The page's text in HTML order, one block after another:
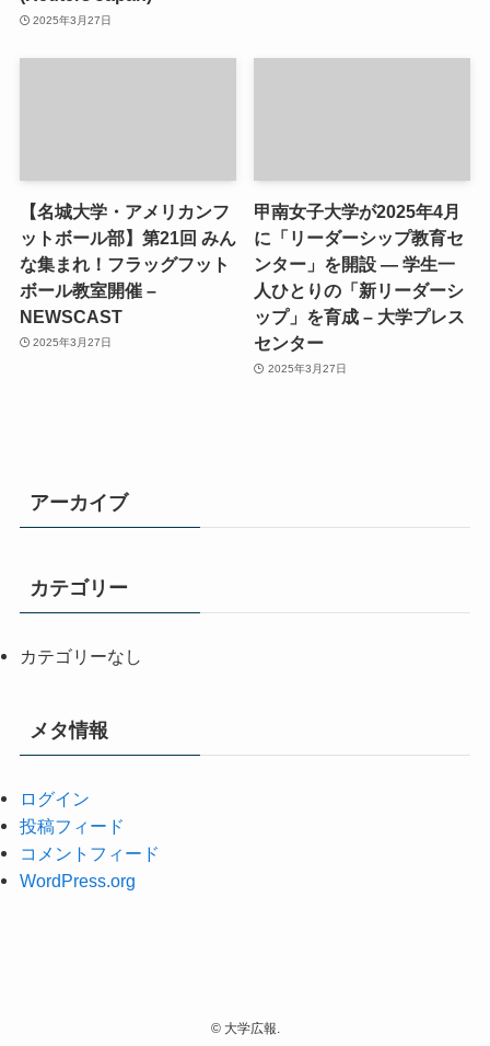
2025年3月27日
【名城大学・アメリカンフ
ットボール部】第21回 みん
な集まれ！フラッグフット
ボール教室開催 –
NEWSCAST
2025年3月27日
甲南女子大学が2025年4月
に「リーダーシップ教育セ
ンター」を開設 ― 学生一
人ひとりの「新リーダーシ
ップ」を育成 – 大学プレス
センター
2025年3月27日
アーカイブ
カテゴリー
カテゴリーなし
メタ情報
ログイン
投稿フィード
コメントフィード
WordPress.org
©大学広報.